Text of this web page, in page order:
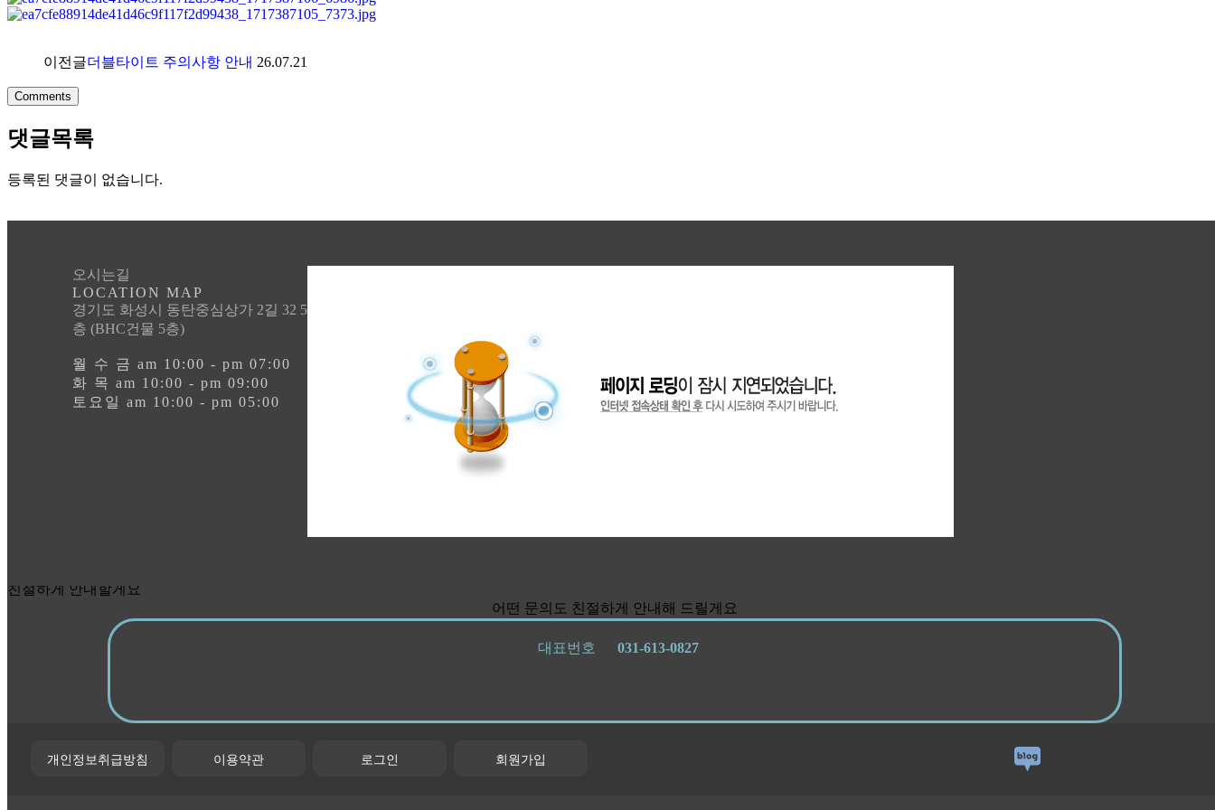
이전글더블타이트 주의사항 안내 26.07.21
Comments
댓글목록
등록된 댓글이 없습니다.
오시는길
LOCATION MAP
경기도 화성시 동탄중심상가 2길 32 5
층 (BHC건물 5층)
월 수 금 am 10:00 - pm 07:00
화 목 am 10:00 - pm 09:00
토요일 am 10:00 - pm 05:00
친절하게 안내할게요
어떤 문의도 친절하게 안내해 드릴게요
대표번호 031-613-0827
개인정보취급방침 이용약관 로그인 회원가입